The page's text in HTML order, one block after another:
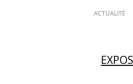
ACTUALITÉ